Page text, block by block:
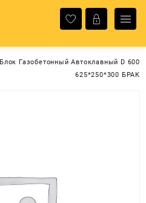
Блок Газобетонный Автоклавный D 600
625*250*300 БРАК